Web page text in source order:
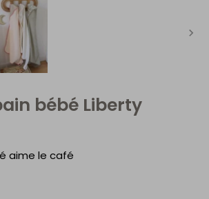
bébé Liberty
aime le café